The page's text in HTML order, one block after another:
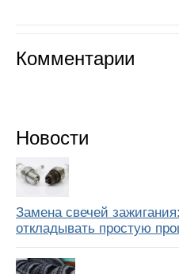
Комментарии
Новости
Замена свечей
откладывать простую